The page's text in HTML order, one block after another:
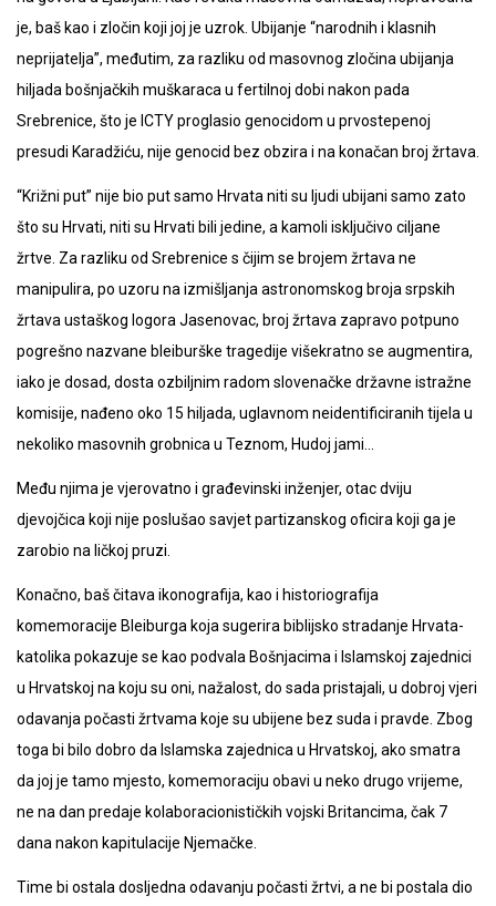
je, baš kao i zločin koji joj je uzrok. Ubijanje “narodnih i klasnih
neprijatelja”, međutim, za razliku od masovnog zločina ubijanja
hiljada bošnjačkih muškaraca u fertilnoj dobi nakon pada
Srebrenice, što je ICTY proglasio genocidom u prvostepenoj
presudi Karadžiću, nije genocid bez obzira i na konačan broj žrtava.
“Križni put” nije bio put samo Hrvata niti su ljudi ubijani samo zato
što su Hrvati, niti su Hrvati bili jedine, a kamoli isključivo ciljane
žrtve. Za razliku od Srebrenice s čijim se brojem žrtava ne
manipulira, po uzoru na izmišljanja astronomskog broja srpskih
žrtava ustaškog logora Jasenovac, broj žrtava zapravo potpuno
pogrešno nazvane bleiburške tragedije višekratno se augmentira,
iako je dosad, dosta ozbiljnim radom slovenačke državne istražne
komisije, nađeno oko 15 hiljada, uglavnom neidentificiranih tijela u
nekoliko masovnih grobnica u Teznom, Hudoj jami…
Među njima je vjerovatno i građevinski inženjer, otac dviju
djevojčica koji nije poslušao savjet partizanskog oficira koji ga je
zarobio na ličkoj pruzi.
Konačno, baš čitava ikonografija, kao i historiografija
komemoracije Bleiburga koja sugerira biblijsko stradanje Hrvata-
katolika pokazuje se kao podvala Bošnjacima i Islamskoj zajednici
u Hrvatskoj na koju su oni, nažalost, do sada pristajali, u dobroj vjeri
odavanja počasti žrtvama koje su ubijene bez suda i pravde. Zbog
toga bi bilo dobro da Islamska zajednica u Hrvatskoj, ako smatra
da joj je tamo mjesto, komemoraciju obavi u neko drugo vrijeme,
ne na dan predaje kolaboracionističkih vojski Britancima, čak 7
dana nakon kapitulacije Njemačke.
Time bi ostala dosljedna odavanju počasti žrtvi, a ne bi postala dio